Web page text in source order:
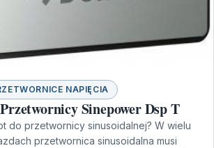
NAPIĘCIA
Sinepower Dsp T
do przetwornicy sinusoidalnej? W wielu
przetwornica sinusoidalna musi